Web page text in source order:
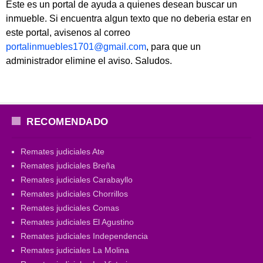
Este es un portal de ayuda a quienes desean buscar un
inmueble. Si encuentra algun texto que no deberia estar en
este portal, avisenos al correo
portalinmuebles1701@gmail.com, para que un
administrador elimine el aviso. Saludos.
RECOMENDADO
Remates judiciales Ate
Remates judiciales Breña
Remates judiciales Carabayllo
Remates judiciales Chorrillos
Remates judiciales Comas
Remates judiciales El Agustino
Remates judiciales Independencia
Remates judiciales La Molina